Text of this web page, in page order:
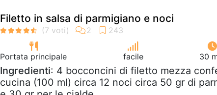
Filetto in salsa di parmigiano e noci
Portata principale facile 30
Ingredienti: 4 bocconcini di filetto mezza
cucina (100 ml) circa 12 noci circa 50 gr di